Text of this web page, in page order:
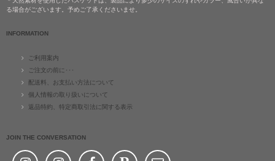
る場合がございます。予めご了承くださいませ。
INFORMATION
ご利用案内
ご注文の前に･･･
配送料、お支払い方法について
個人情報の取り扱いについて
返品特約、特定商取引法に関する表示
JOIN THE CONVERSATION